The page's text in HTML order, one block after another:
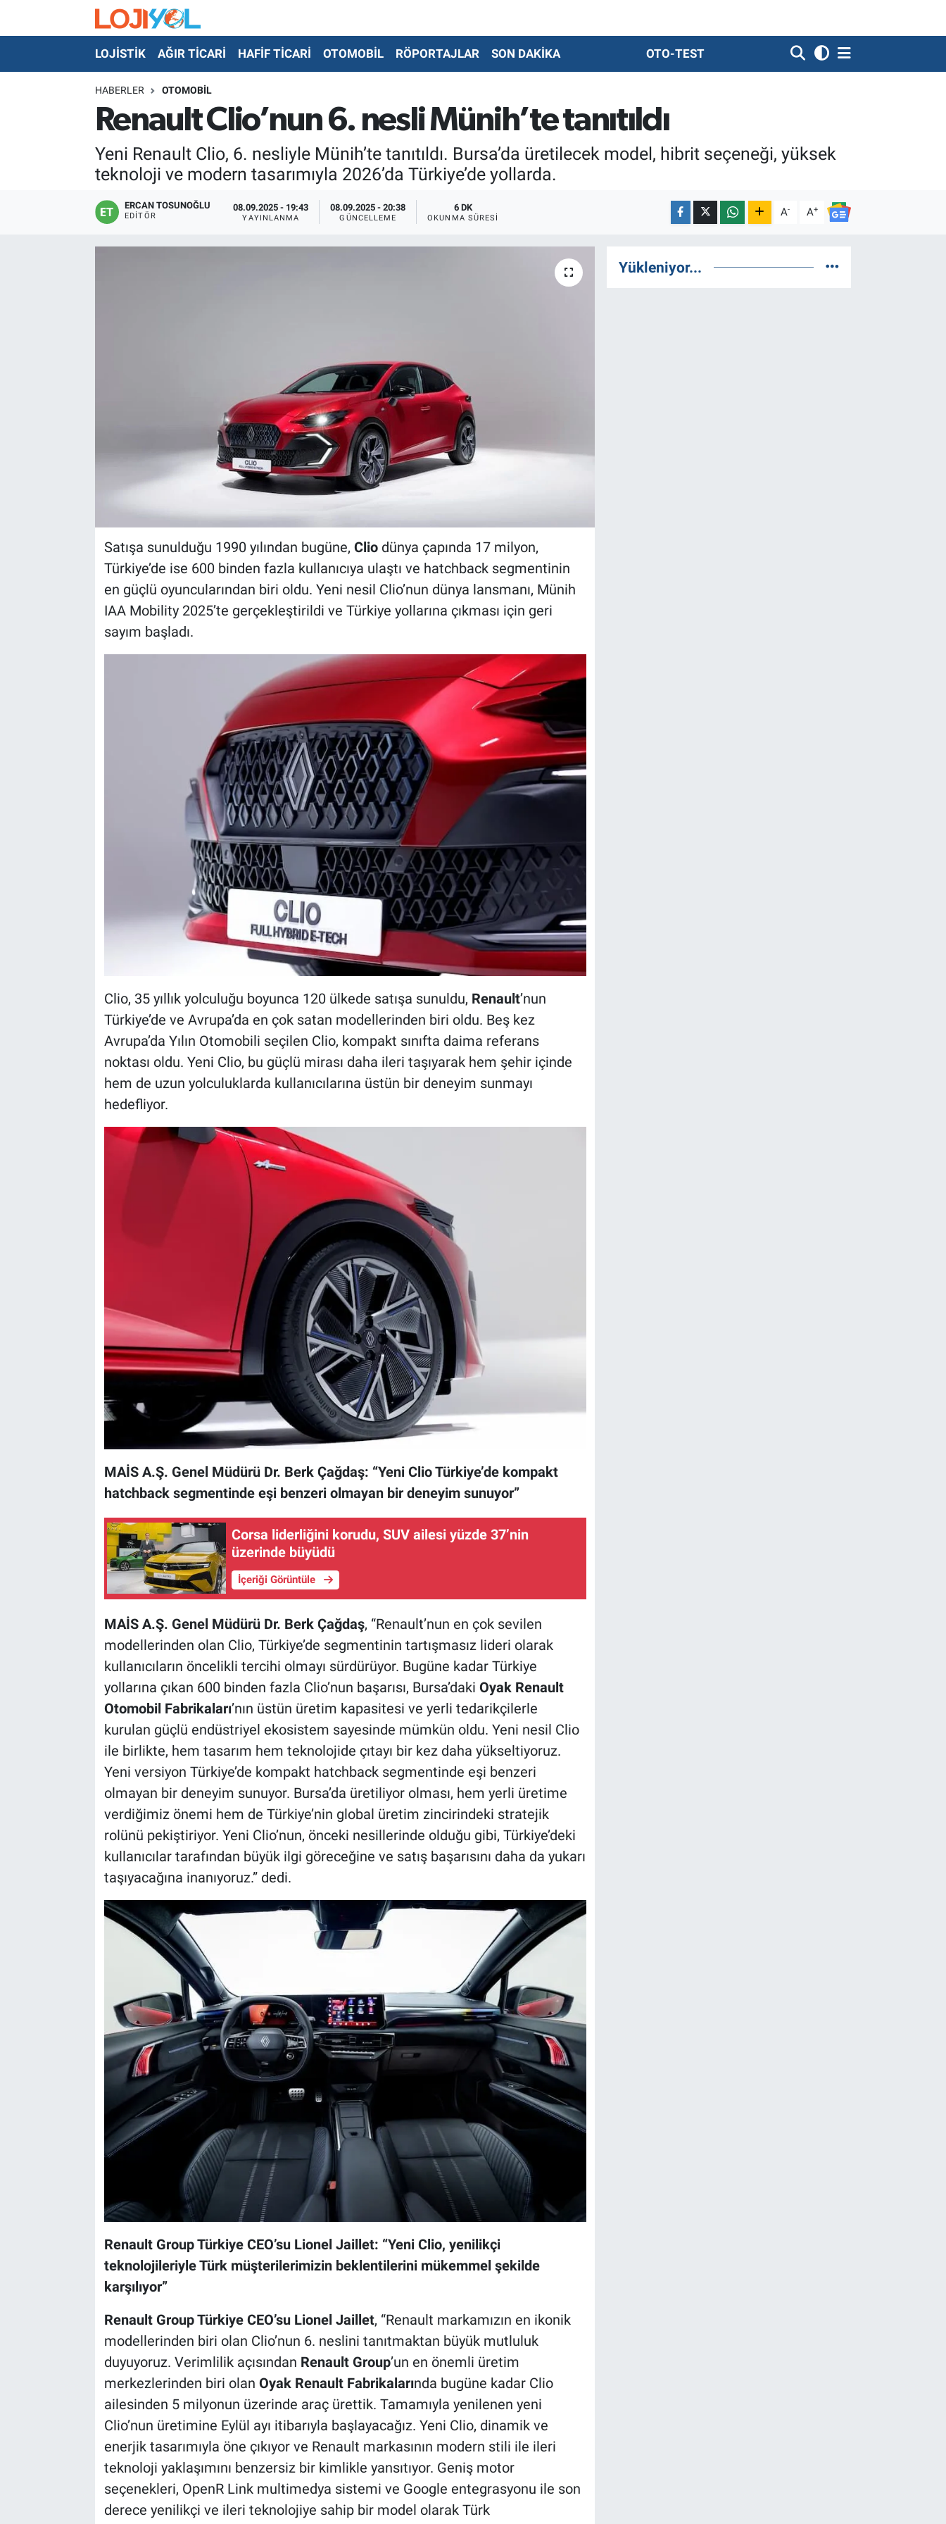
LOJİSTİK AĞIR TİCARİ HAFİF TİCARİ OTOMOBİL RÖPORTAJLAR SON DAKİKA OTO-TEST
HABERLER OTOMOBİL
Renault Clio’nun 6. nesli Münih’te tanıtıldı
Yeni Renault Clio, 6. nesliyle Münih’te tanıtıldı. Bursa’da üretilecek model, hibrit seçeneği, yüksek
teknoloji ve modern tasarımıyla 2026’da Türkiye’de yollarda.
ERCAN TOSUNOĞLU
EDITÖR
08.09.2025 - 19:43
YAYINLANMA
08.09.2025 - 20:38
GÜNCELLEME
6 DK
OKUNMA SÜRESI A- A+
Satışa sunulduğu 1990 yılından bugüne, Cliodünya çapında 17 milyon,
Türkiye’de ise 600 binden fazla kullanıcıya ulaştı ve hatchback segmentinin
en güçlü oyuncularından biri oldu. Yeni nesil Clio’nun dünya lansmanı, Münih
IAA Mobility 2025’te gerçekleştirildi ve Türkiye yollarına çıkması için geri
sayım başladı.
Clio, 35 yıllık yolculuğu boyunca 120 ülkede satışa sunuldu, Renault’nun
Türkiye’de ve Avrupa’da en çok satan modellerinden biri oldu. Beş kez
Avrupa’da Yılın Otomobili seçilen Clio, kompakt sınıfta daima referans
noktası oldu. Yeni Clio, bu güçlü mirası daha ileri taşıyarak hem şehir içinde
hem de uzun yolculuklarda kullanıcılarına üstün bir deneyim sunmayı
hedefliyor.
MAİS A.Ş. Genel Müdürü Dr. Berk Çağdaş: “Yeni Clio Türkiye’de kompakt
hatchback segmentinde eşi benzeri olmayan bir deneyim sunuyor”
Corsa liderliğini korudu, SUV ailesi yüzde 37’nin
üzerinde büyüdü
İçeriği Görüntüle
MAİS A.Ş. Genel Müdürü Dr. Berk Çağdaş, “Renault’nun en çok sevilen
modellerinden olan Clio, Türkiye’de segmentinin tartışmasız lideri olarak
kullanıcıların öncelikli tercihi olmayı sürdürüyor. Bugüne kadar Türkiye
yollarına çıkan 600 binden fazla Clio’nun başarısı, Bursa’daki Oyak Renault
Otomobil Fabrikaları’nın üstün üretim kapasitesi ve yerli tedarikçilerle
kurulan güçlü endüstriyel ekosistem sayesinde mümkün oldu. Yeni nesil Clio
ile birlikte, hem tasarım hem teknolojide çıtayı bir kez daha yükseltiyoruz.
Yeni versiyon Türkiye’de kompakt hatchback segmentinde eşi benzeri
olmayan bir deneyim sunuyor. Bursa’da üretiliyor olması, hem yerli üretime
verdiğimiz önemi hem de Türkiye’nin global üretim zincirindeki stratejik
rolünü pekiştiriyor. Yeni Clio’nun, önceki nesillerinde olduğu gibi, Türkiye’deki
kullanıcılar tarafından büyük ilgi göreceğine ve satış başarısını daha da yukarı
taşıyacağına inanıyoruz.” dedi.
Renault Group Türkiye CEO’su Lionel Jaillet: “Yeni Clio, yenilikçi
teknolojileriyle Türk müşterilerimizin beklentilerini mükemmel şekilde
karşılıyor”
Renault Group Türkiye CEO’su Lionel Jaillet, “Renault markamızın en ikonik
modellerinden biri olan Clio’nun 6. neslini tanıtmaktan büyük mutluluk
duyuyoruz. Verimlilik açısından Renault Group’un en önemli üretim
merkezlerinden biri olan Oyak Renault Fabrikalarında bugüne kadar Clio
ailesinden 5 milyonun üzerinde araç ürettik. Tamamıyla yenilenen yeni
Clio’nun üretimine Eylül ayı itibarıyla başlayacağız. Yeni Clio, dinamik ve
enerjik tasarımıyla öne çıkıyor ve Renault markasının modern stili ile ileri
teknoloji yaklaşımını benzersiz bir kimlikle yansıtıyor. Geniş motor
seçenekleri, OpenR Link multimedya sistemi ve Google entegrasyonu ile son
derece yenilikçi ve ileri teknolojiye sahip bir model olarak Türk
Yükleniyor...
OTO-TEST